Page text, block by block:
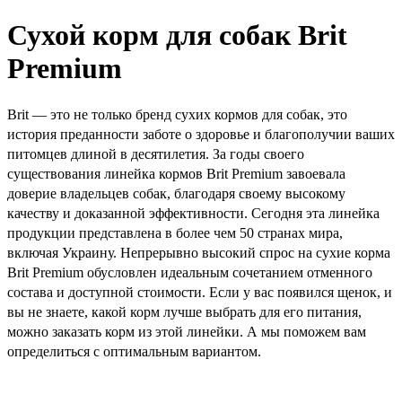
Сухой корм для собак Brit
Premium
Brit — это не только бренд сухих кормов для собак, это
история преданности заботе о здоровье и благополучии ваших
питомцев длиной в десятилетия. За годы своего
существования линейка кормов Brit Premium завоевала
доверие владельцев собак, благодаря своему высокому
качеству и доказанной эффективности. Сегодня эта линейка
продукции представлена в более чем 50 странах мира,
включая Украину. Непрерывно высокий спрос на сухие корма
Brit Premium обусловлен идеальным сочетанием отменного
состава и доступной стоимости. Если у вас появился щенок, и
вы не знаете, какой корм лучше выбрать для его питания,
можно заказать корм из этой линейки. А мы поможем вам
определиться с оптимальным вариантом.